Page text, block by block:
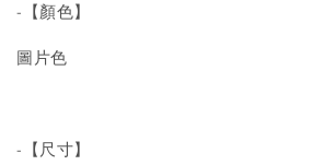
-【顏色】
圖片色
-【尺寸】